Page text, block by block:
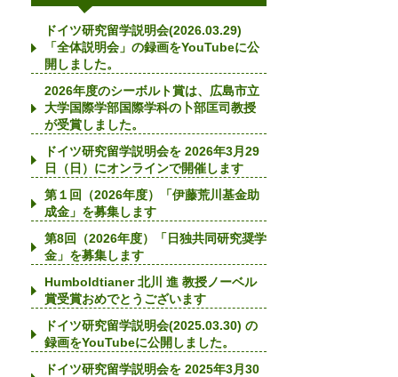
ドイツ研究留学説明会(2026.03.29)
「全体説明会」の録画をYouTubeに公
開しました。
2026年度のシーボルト賞は、広島市立
大学国際学部国際学科の卜部匡司教授
が受賞しました。
ドイツ研究留学説明会を 2026年3月29
日（日）にオンラインで開催します
第１回（2026年度）「伊藤荒川基金助
成金」を募集します
第8回（2026年度）「日独共同研究奨学
金」を募集します
Humboldtianer 北川 進 教授ノーベル
賞受賞おめでとうございます
ドイツ研究留学説明会(2025.03.30) の
録画をYouTubeに公開しました。
ドイツ研究留学説明会を 2025年3月30